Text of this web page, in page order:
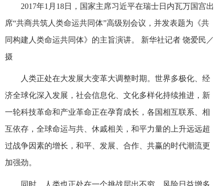
2017年1月18日，国家主席习近平在瑞士日内瓦万国宫出
席“共商共筑人类命运共同体”高级别会议，并发表题为《共
同构建人类命运共同体》的主旨演讲。 新华社记者 饶爱民／
摄
人类正处在大发展大变革大调整时期。世界多极化、经
济全球化深入发展，社会信息化、文化多样化持续推进，新
一轮科技革命和产业革命正在孕育成长，各国相互联系、相
互依存，全球命运与共、休戚相关，和平力量的上升远远超
过战争因素的增长，和平、发展、合作、共赢的时代潮流更
加强劲。
同时，人类也正处在一个挑战层出不穷、风险日益增多